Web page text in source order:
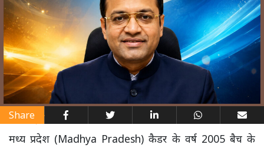
Share
मध्य प्रदेश (Madhya Pradesh) कैडर के वर्ष 2005 बैच के